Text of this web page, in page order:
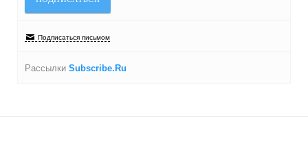
Подписаться письмом
Рассылки Subscribe.Ru